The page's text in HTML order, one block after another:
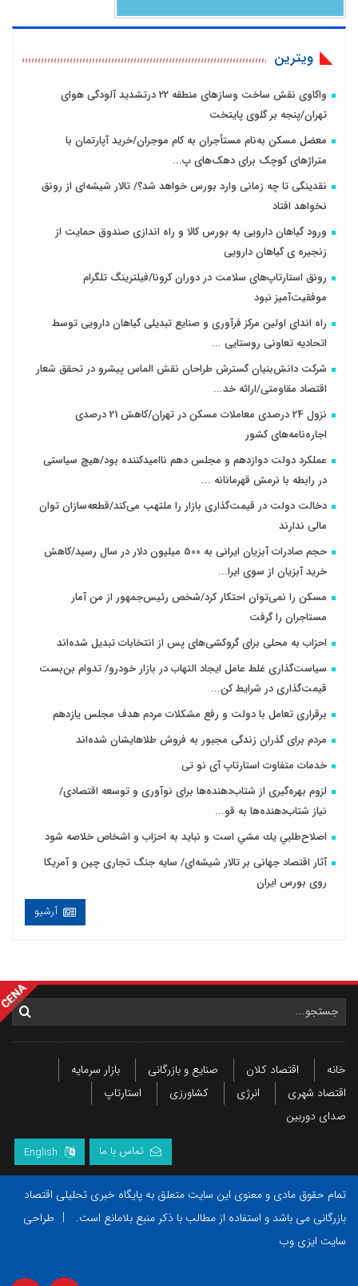
ویترین
واکاوی نقش ساخت وسازهای منطقه 22 درتشدید آلودگی هوای
تهران/پنجه بر گلوی پایتخت
معضل مسکن به‌نام مستأجران به کام موجران/خرید آپارتمان با
متراژهای کوچک برای دهک‌های پ...
نقدینگی تا چه زمانی وارد بورس خواهد شد؟/ تالار شیشه‌ای از رونق
نخواهد افتاد
ورود گیاهان دارویی به بورس کالا و راه اندازی صندوق حمایت از
زنجیره ی گیاهان دارویی
رونق استارتاپ‌های سلامت در دوران کرونا/فیلترینگ تلگرام
موفقیت‌آمیز نبود
راه اندای اولین مرکز فرآوری و صنایع تبدیلی گیاهان دارویی توسط
اتحادیه تعاونی روستایی ...
شرکت دانش‌بنیان گسترش طراحان‌‌ ‌نقش‌ الماس پیشرو در تحقق شعار
اقتصاد مقاومتی/ارائه خد...
نزول 24 درصدی معاملات مسکن در تهران/کاهش 21 درصدی
اجاره‌نامه‌های کشور
عملکرد دولت دوازدهم و مجلس دهم ناامیدکننده بود/هیچ سیاستی
در رابطه با نرمش قهرمانانه ...
دخالت دولت در قیمت‌گذاری بازار را ملتهب می‌کند/قطعه‌سازان توان
مالی ندارند
حجم صادرات آبزیان ایرانی به 500 میلیون دلار در سال رسید/کاهش
خرید آبزیان از سوی ایرا...
مسکن را نمی‌توان احتکار کرد/شخص رئیس‌جمهور از من آمار
مستاجران را گرفت
احزاب به محلی برای گروکشی‌های پس از انتخابات تبدیل شده‌اند
سیاست‌گذاری غلط عامل ایجاد التهاب در بازار خودرو/ تدوام بن‌بست
قیمت‌گذاری در شرایط کن...
برقراری تعامل با دولت و رفع مشکلات مردم هدف مجلس‌ یازدهم
مردم برای گذران زندگی مجبور به فروش طلاهایشان شده‌اند
خدمات متفاوت استارتاپ آی نو تی
لزوم بهره‌گیری از شتاب‌دهنده‌ها برای نوآوری و توسعه اقتصادی/
نیاز شتاب‌دهنده‌ها به قو...
اصلاح‌طلبي يك مشي است و نبايد به احزاب و اشخاص خلاصه شود
آثار اقتصاد جهانی بر تالار شیشه‌ای/ سایه جنگ تجاری چین و آمریکا
روی بورس ایران
آرشیو
خانه اقتصاد کلان صنایع و بازرگانی
بازار سرمایه
اقتصاد شهری
انرژی کشاورزی
استارتاپ
صدای دوربین
تماس با ما English
تمام حقوق مادی و معنوی این سایت متعلق به پایگاه خبری تحلیلی اقتصاد
بازرگانی می باشد و استفاده از مطالب با ذکر منبع بلامانع است.
| طراحی
سایت ایزی وب